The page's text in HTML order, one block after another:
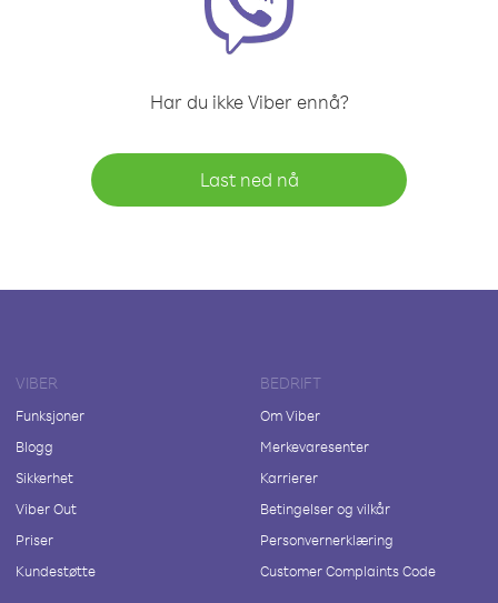
Har du ikke Viber ennå?
Last ned nå
VIBER
Funksjoner
Blogg
Sikkerhet
Viber Out
Priser
Kundestøtte
BEDRIFT
Om Viber
Merkevaresenter
Karrierer
Betingelser og vilkår
Personvernerklæring
Customer Complaints Code